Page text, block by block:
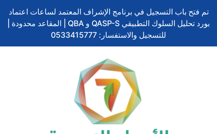
إلى
المحتوى
تم فتح باب التسجيل في برنامج الإشراف المعتمد لساعات اعتماد
بورد تحليل السلوك التطبيقي QASP-S و QBA | المقاعد محدودة |
للتسجيل والاستفسار: 0533415777
ح